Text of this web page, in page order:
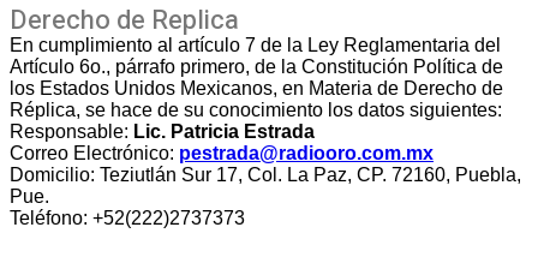
Derecho de Replica
En cumplimiento al artículo 7 de la Ley Reglamentaria del
Artículo 6o., párrafo primero, de la Constitución Política de
los Estados Unidos Mexicanos, en Materia de Derecho de
Réplica, se hace de su conocimiento los datos siguientes:
Responsable: Lic. Patricia Estrada
Correo Electrónico: pestrada@radiooro.com.mx
Domicilio: Teziutlán Sur 17, Col. La Paz, CP. 72160, Puebla,
Pue.
Teléfono: +52(222)2737373